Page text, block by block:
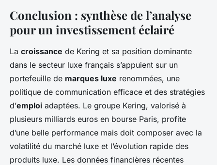
Conclusion : synthèse de l’analyse
pour un investissement éclairé
La croissance de Kering et sa position dominante
dans le secteur luxe français s’appuient sur un
portefeuille de marques luxe renommées, une
politique de communication efficace et des stratégies
d’emploi adaptées. Le groupe Kering, valorisé à
plusieurs milliards euros en bourse Paris, profite
d’une belle performance mais doit composer avec la
volatilité du marché luxe et l’évolution rapide des
produits luxe. Les données financières récentes